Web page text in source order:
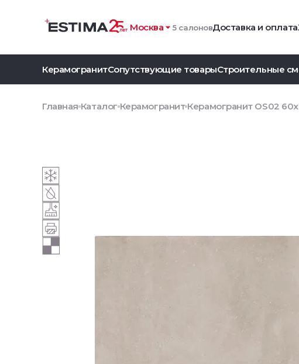
Москва 5 салоновДоставка и оплата
КерамогранитСопутствующие товарыСтроительные
Главная Каталог Керамогранит Керамогранит OS02